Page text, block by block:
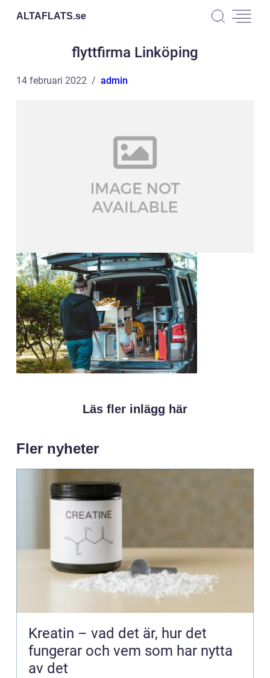
ALTAFLATS.se
flyttfirma Linköping
14 februari 2022 admin
Läs fler inlägg här
Fler nyheter
Kreatin – vad det är, hur det
fungerar och vem som har nytta
av det